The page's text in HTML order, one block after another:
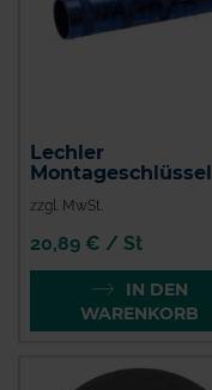
Lechler
Montageschlüssel
zzgl. MwSt.
20,89 € / St
IN DEN
WARENKORB